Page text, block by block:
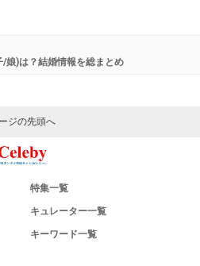
娘)は？結婚情報を総まとめ
ジの先頭へ
特集一覧
キュレーター一覧
キーワード一覧